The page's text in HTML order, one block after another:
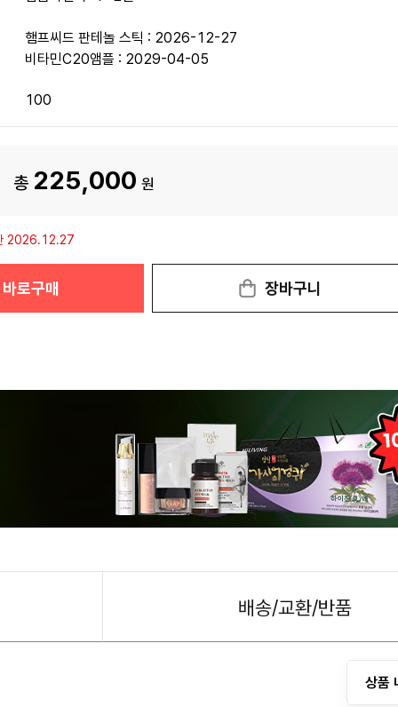
햄프씨드 판테놀 스틱 : 2026-12-27
비타민C20앰플 : 2029-04-05
100
총 225,000 원
2026.12.27
바로구매 장바구니
배송/교환/반품
상품